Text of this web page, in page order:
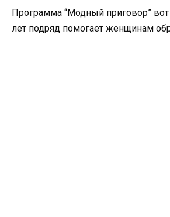
Программа “Модный приговор”
лет подряд помогает женщинам